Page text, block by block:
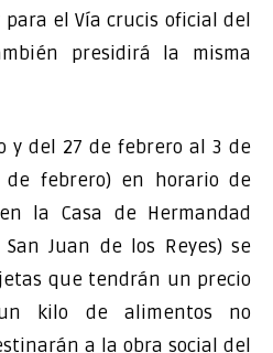
para el Vía crucis oficial del
presidirá la misma
y del 27 de febrero al 3 de
de febrero) en horario de
la Casa de Hermandad
Juan de los Reyes) se
que tendrán un precio
kilo de alimentos no
a la obra social del